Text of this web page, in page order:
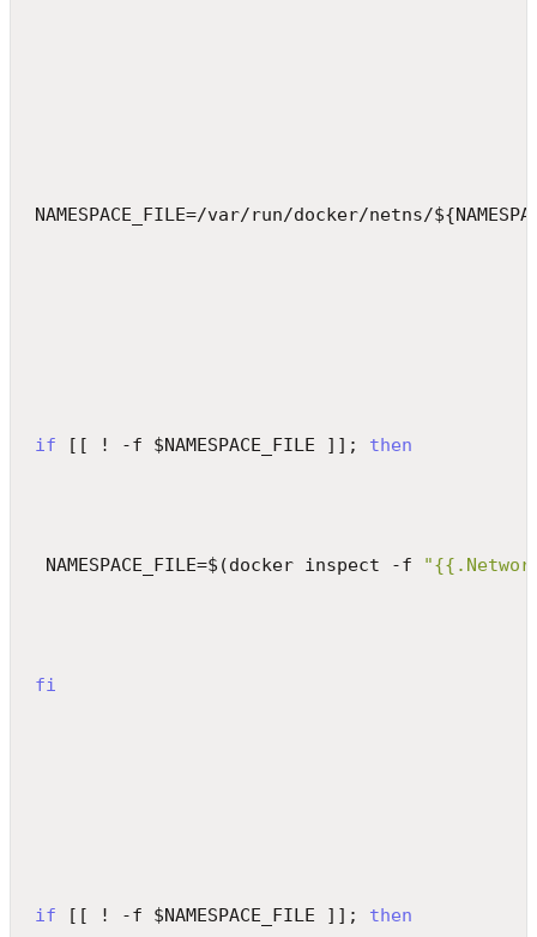
NAMESPACE_FILE=/var/run/docker/netns/
if [[ ! -f $NAMESPACE_FILE ]]; then
NAMESPACE_FILE=$(docker inspect -f
fi
if [[ ! -f $NAMESPACE_FILE ]]; then